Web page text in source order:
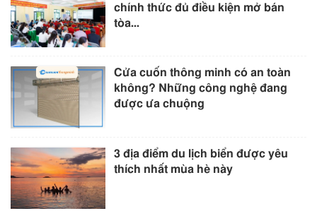
chính thức đủ điều kiện mở bán
tòa...
Cửa cuốn thông minh có an toàn
không? Những công nghệ đang
được ưa chuộng
3 địa điểm du lịch biển được yêu
thích nhất mùa hè này